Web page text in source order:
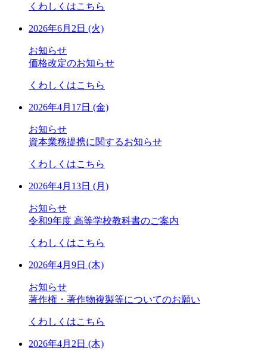
くわしくはこちら
2026年6月2日 (火)
お知らせ
価格改定のお知らせ
くわしくはこちら
2026年4月17日 (金)
お知らせ
資本業務提携に関するお知らせ
くわしくはこちら
2026年4月13日 (月)
お知らせ
令和9年度 高等学校教科書のご案内
くわしくはこちら
2026年4月9日 (木)
お知らせ
著作権・著作物複製等についてのお願い
くわしくはこちら
2026年4月2日 (木)